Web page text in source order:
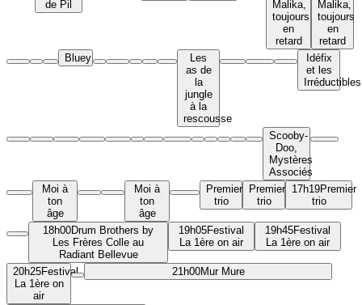
de Pil
Malika,
toujours
en
retard
Malika,
toujours
en
retard
Bluey
Les
as de
la
jungle
à la
rescousse
Idéfix
et les
Irréductibles
Scooby-
Doo,
Mystères
Associés
Moi à
ton
âge
Moi à
ton
âge
Premier
trio
Premier
trio
17h19Premier
trio
18h00Drum Brothers by
Les Frères Colle au
Radiant Bellevue
19h05Festival
La 1ère on air
19h45Festival
La 1ère on air
20h25Festival
La 1ère on
air
21h00Mur Mure